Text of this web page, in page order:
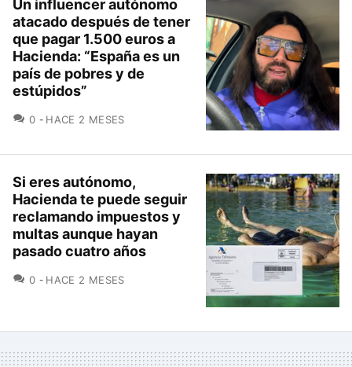
Un influencer autónomo
atacado después de tener
que pagar 1.500 euros a
Hacienda: “España es un
país de pobres y de
estúpidos”
0 COMENTARIOS
HACE 2 MESES
Si eres autónomo,
Hacienda te puede seguir
reclamando impuestos y
multas aunque hayan
pasado cuatro años
0 COMENTARIOS
HACE 2 MESES